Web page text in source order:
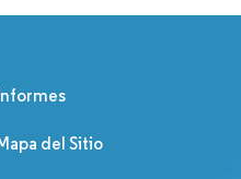
del Sitio